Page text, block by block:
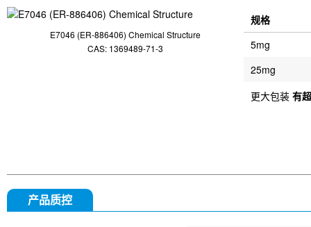
E7046 (ER-886406) Chemical Structure
CAS: 1369489-71-3
规格
5mg
25mg
更大包装 有
产品质控